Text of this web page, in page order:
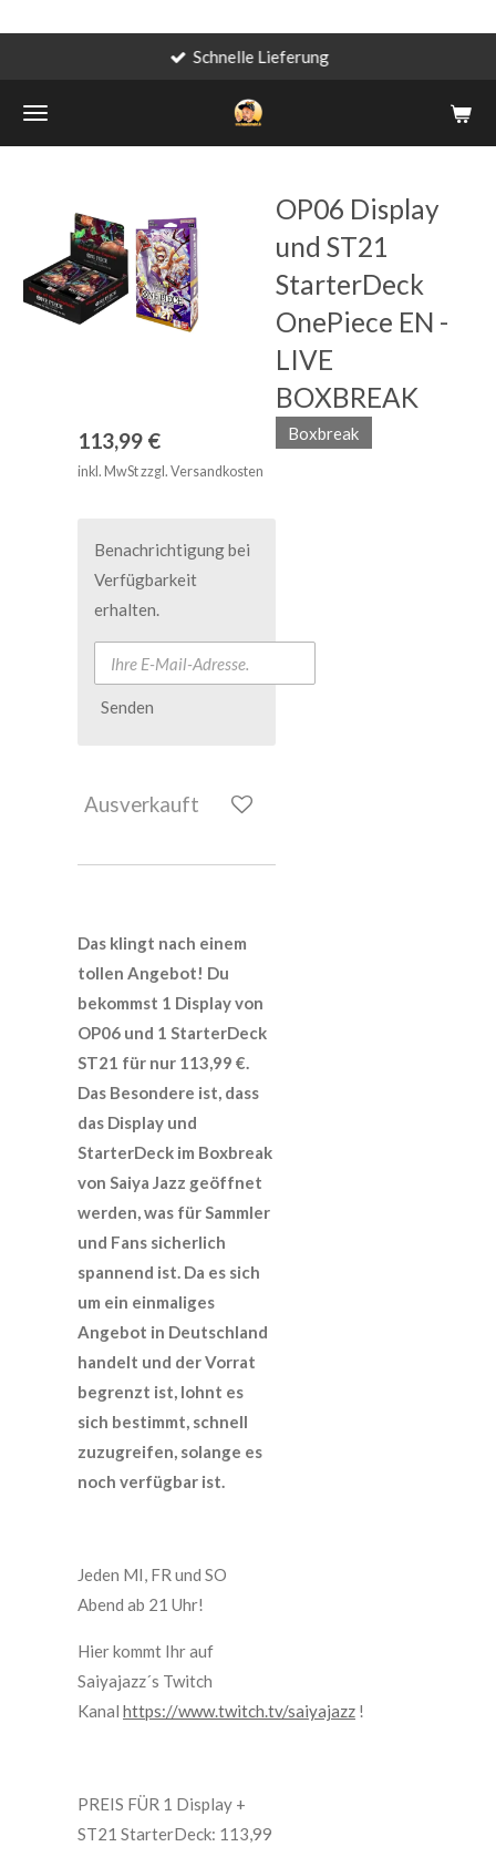
springen
Schnelle Lieferung
OP06 Display
und ST21
StarterDeck
OnePiece EN -
LIVE
BOXBREAK
Boxbreak
113,99 €
inkl. MwSt zzgl. Versandkosten
Benachrichtigung bei
Verfügbarkeit
erhalten.
Senden
Ausverkauft
Das klingt nach einem
tollen Angebot! Du
bekommst 1 Display von
OP06 und 1 StarterDeck
ST21 für nur 113,99 €.
Das Besondere ist, dass
das Display und
StarterDeck im Boxbreak
von Saiya Jazz geöffnet
werden, was für Sammler
und Fans sicherlich
spannend ist. Da es sich
um ein einmaliges
Angebot in Deutschland
handelt und der Vorrat
begrenzt ist, lohnt es
sich bestimmt, schnell
zuzugreifen, solange es
noch verfügbar ist.
Jeden MI, FR und SO
Abend ab 21 Uhr!
Hier kommt Ihr auf
Saiyajazz´s Twitch
Kanal https://www.twitch.tv/saiyajazz !
PREIS FÜR 1 Display +
ST21 StarterDeck: 113,99